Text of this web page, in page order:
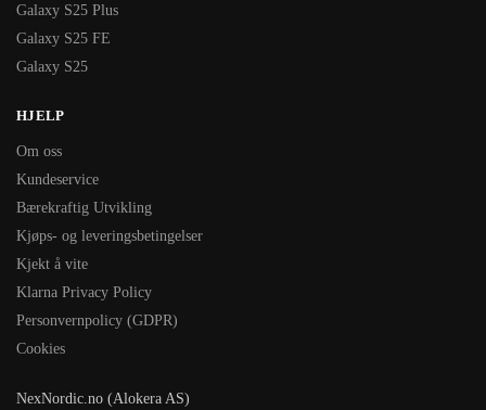
Galaxy S25 Plus
Galaxy S25 FE
Galaxy S25
HJELP
Om oss
Kundeservice
Bærekraftig Utvikling
Kjøps- og leveringsbetingelser
Kjekt å vite
Klarna Privacy Policy
Personvernpolicy (GDPR)
Cookies
NexNordic.no (Alokera AS)